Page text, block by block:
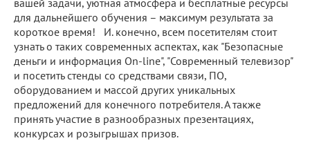
вашей задачи, уютная атмосфера и бесплатные ресурсы
для дальнейшего обучения – максимум результата за
короткое время! И. конечно, всем посетителям стоит
узнать о таких современных аспектах, как "Безопасные
деньги и информация On-line", "Современный телевизор"
и посетить стенды со средствами связи, ПО,
оборудованием и массой других уникальных
предложений для конечного потребителя. А также
принять участие в разнообразных презентациях,
конкурсах и розыгрышах призов.